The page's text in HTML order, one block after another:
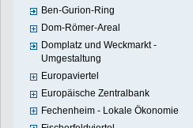
Ben-Gurion-Ring
Dom-Römer-Areal
Domplatz und Weckmarkt -
Umgestaltung
Europaviertel
Europäische Zentralbank
Fechenheim - Lokale Ökonomie